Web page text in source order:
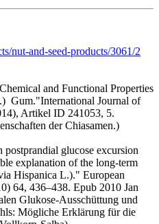
nut-and-seed-products/3061/2
and Functional Properties
Gum."International Journal of
Artikel ID 241053, 5.
der Chiasamen.)
glucose excursion
explanation of the long-term
Hispanica L.)." European
64, 436–438. Epub 2010 Jan
Glukose-Ausschüttung und
Mögliche Erklärung für die